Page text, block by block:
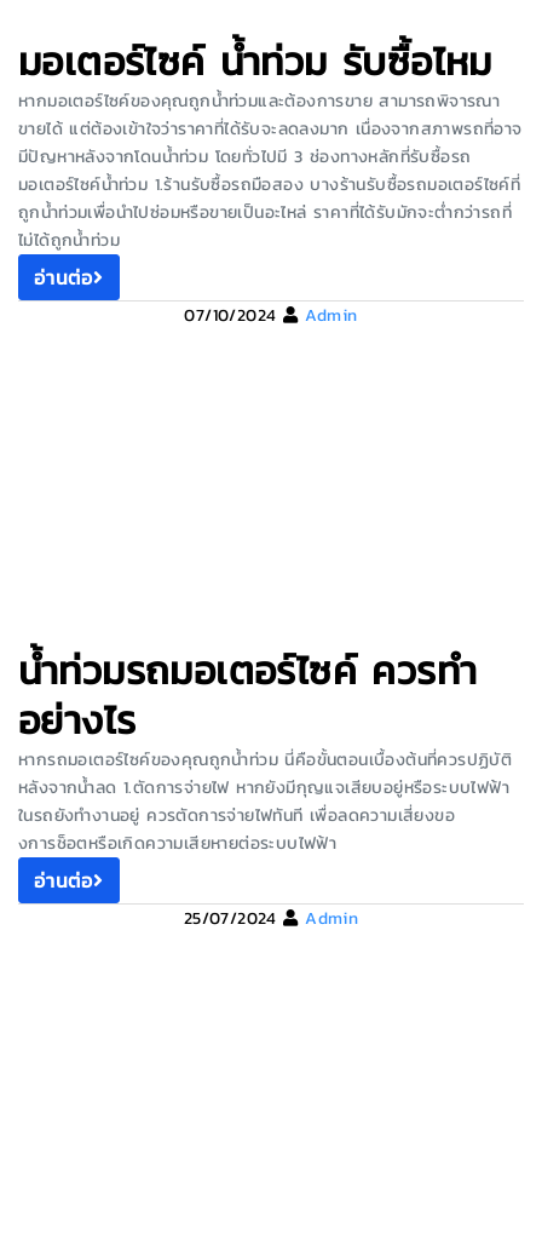
มอเตอร์ไซค์ น้ำท่วม รับซื้อไหม
หากมอเตอร์ไซค์ของคุณถูกน้ำท่วมและต้องการขาย สามารถพิจารณา
ขายได้ แต่ต้องเข้าใจว่าราคาที่ได้รับจะลดลงมาก เนื่องจากสภาพรถที่อาจ
มีปัญหาหลังจากโดนน้ำท่วม โดยทั่วไปมี 3 ช่องทางหลักที่รับซื้อรถ
มอเตอร์ไซค์น้ำท่วม 1.ร้านรับซื้อรถมือสอง บางร้านรับซื้อรถมอเตอร์ไซค์ที่
ถูกน้ำท่วมเพื่อนำไปซ่อมหรือขายเป็นอะไหล่ ราคาที่ได้รับมักจะต่ำกว่ารถที่
ไม่ได้ถูกน้ำท่วม
อ่านต่อ
07/10/2024 Admin
น้ำท่วมรถมอเตอร์ไซค์ ควรทำ
อย่างไร
หากรถมอเตอร์ไซค์ของคุณถูกน้ำท่วม นี่คือขั้นตอนเบื้องต้นที่ควรปฏิบัติ
หลังจากน้ำลด 1.ตัดการจ่ายไฟ หากยังมีกุญแจเสียบอยู่หรือระบบไฟฟ้า
ในรถยังทำงานอยู่ ควรตัดการจ่ายไฟทันที เพื่อลดความเสี่ยงขอ
งการช็อตหรือเกิดความเสียหายต่อระบบไฟฟ้า
อ่านต่อ
25/07/2024 Admin